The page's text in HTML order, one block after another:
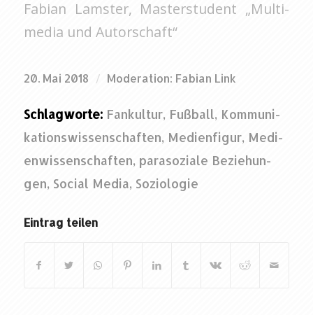
Fa­bi­an Lams­ter, Mas­ter­stu­dent „Mul­ti­
me­dia und Au­tor­schaft“
20. Mai 2018 / Mo­dera­ti­on: Fa­bi­an Link
Schlag­wor­te: Fan­kul­tur, Fuß­ball, Kom­mu­ni­
ka­ti­ons­wis­sen­schaf­ten, Me­di­en­fi­gur, Me­di­
en­wis­sen­schaf­ten, pa­ra­so­zia­le Be­zie­hun­
gen, So­ci­al Media, So­zio­lo­gie
Ein­trag tei­len